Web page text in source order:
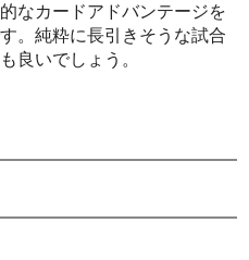
なカードアドバンテージを
。純粋に長引きそうな試合
良いでしょう。